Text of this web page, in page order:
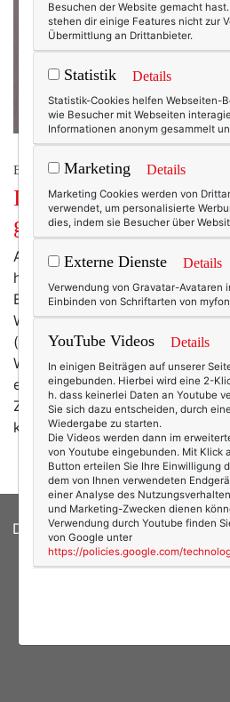
BEAUTY & FASHION
Im Radio ist vorhin
gefallen.
Auf 1.000 Meter Höhe zwar
habe gleich weggehört.)
Es wird Herbst. Und Winter.
Weinen anfängst: Hier ist ein
(Foto/Kaufen: Johnnie Boden*)
Wettermann gerne noch mal S
es aber dennoch nicht, wir
Zeug ja nicht herbeireden. (Das
klar!) *Affiliate-Link
DATENSCHUTZERKLÄRUNG|
© 2026texterella.de|
Besuchen der Website gemacht
stehen dir einige Features nicht zur
Übermittlung an Drittanbieter.
Statistik Details
Statistik-Cookies helfen Webseiten-
wie Besucher mit Webseiten
Informationen anonym gesammelt
Marketing Details
Marketing Cookies werden von
verwendet, um personalisierte
dies, indem sie Besucher über
Externe Dienste Details
Verwendung von Gravatar-Avataren
Einbinden von Schriftarten von
YouTube Videos Details
In einigen Beiträgen auf unserer
eingebunden. Hierbei wird eine 2-
h. dass keinerlei Daten an Youtube
Sie sich dazu entscheiden, durch
Wiedergabe zu starten.
Die Videos werden dann im
von Youtube eingebunden. Mit Klick
Button erteilen Sie Ihre Einwilligung
dem von Ihnen verwendeten
einer Analyse des
und Marketing-Zwecken dienen
Verwendung durch Youtube finden
von Google unter
https://policies.google.com/